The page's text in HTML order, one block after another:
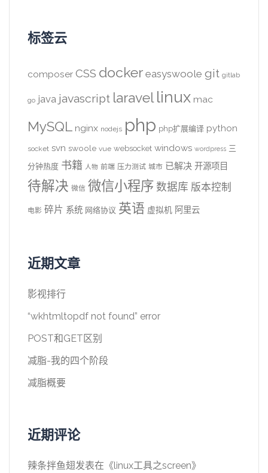
标签云
composer CSS docker easyswoole git gitlab
go java javascript laravel linux mac
MySQL nginx nodejs php php扩展编译 python
socket svn swoole vue websocket windows wordpress 三
分钟热度 书籍 人物 前端 压力测试 城市 已解决 开源项目
待解决 微信 微信小程序 数据库 版本控制
电影 碎片 系统 网络协议 英语 虚拟机 阿里云
近期文章
影视排行
“wkhtmltopdf not found” error
POST和GET区别
减脂-我的四个阶段
减脂概要
近期评论
辣条拌鱼翅发表在《linux工具之screen》